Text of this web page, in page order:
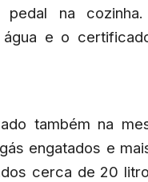
pedal na
e o
também na
engatados e
cerca de 20